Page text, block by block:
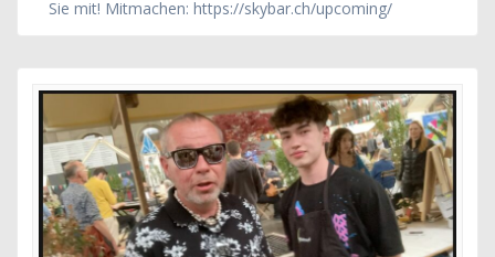
Sie mit! Mitmachen: https://skybar.ch/upcoming/